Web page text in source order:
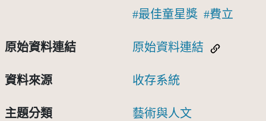
最佳童星獎
費立
原始資料連結 原始資料連結
資料來源 收存系統
主題分類 藝術與人文